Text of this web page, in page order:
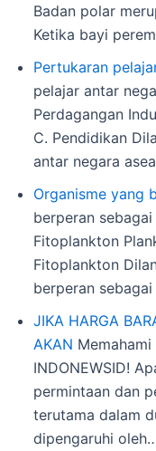
Badan polar
Ketika bayi
Pertukaran
pelajar antar
Perdagangan
C. Pendidikan
antar negara
Organisme yang
berperan
Fitoplankton
Fitoplankton
berperan
JIKA HARGA
AKAN
INDONEWSID!
permintaan dan
terutama dalam
dipengaruhi